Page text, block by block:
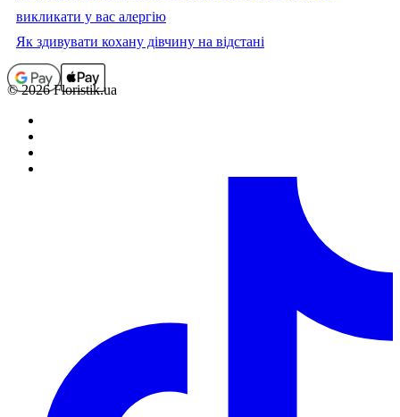
викликати у вас алергію
Як здивувати кохану дівчину на відстані
© 2026 Floristik.ua